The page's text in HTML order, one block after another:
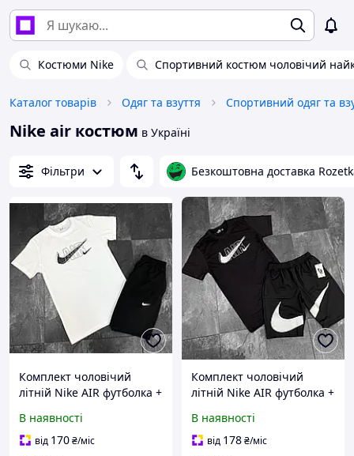
Костюми Nike Спортивний костюм чоловічий
Каталог товарів Одяг та взуття Спортивний одяг та
Nike air костюм в Україні
Фільтри Безкоштовна доставка
Комплект чоловічий
літній Nike AIR футболка +
спортивний
повсякденний на літо
В наявності
від 170₴/міс
Комплект чоловічий
літній Nike AIR футболка +
спортивний
повсякденний на літо
В наявності
від 178₴/міс